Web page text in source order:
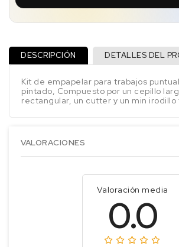
DESCRIPCIÓN DETALLES DEL
Kit de empapelar para trabajos
pintado, Compuesto por un cepillo
rectangular, un cutter y un min irodillo
VALORACIONES
Valoración media
0.0